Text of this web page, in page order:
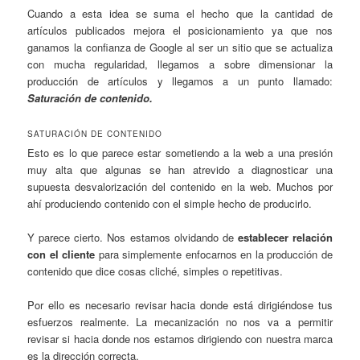
Cuando a esta idea se suma el hecho que la cantidad de
artículos publicados mejora el posicionamiento ya que nos
ganamos la confianza de Google al ser un sitio que se actualiza
con mucha regularidad, llegamos a sobre dimensionar la
producción de artículos y llegamos a un punto llamado:
Saturación de contenido.
SATURACIÓN DE CONTENIDO
Esto es lo que parece estar sometiendo a la web a una presión
muy alta que algunas se han atrevido a diagnosticar una
supuesta desvalorización del contenido en la web. Muchos por
ahí produciendo contenido con el simple hecho de producirlo.
Y parece cierto. Nos estamos olvidando de establecer relación
con el cliente para simplemente enfocarnos en la producción de
contenido que dice cosas cliché, simples o repetitivas.
Por ello es necesario revisar hacia donde está dirigiéndose tus
esfuerzos realmente. La mecanización no nos va a permitir
revisar si hacia donde nos estamos dirigiendo con nuestra marca
es la dirección correcta.